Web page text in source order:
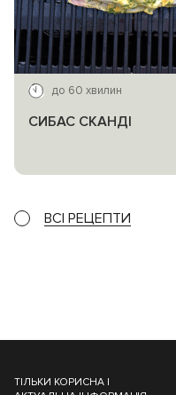
до 60 хвилин
СИБАС СКАНДІ
ВСІ РЕЦЕПТИ
ТІЛЬКИ КОРИСНА І